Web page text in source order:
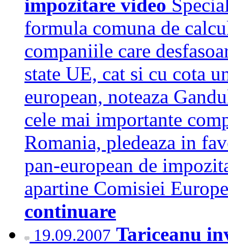
impozitare video
formula comuna de
companiile care
state UE, cat si cu cota
european, noteaza
cele mai importante
Romania, pledeaza in
pan-european de
apartine Comisiei
continuare
19.09.2007 Tariceanu